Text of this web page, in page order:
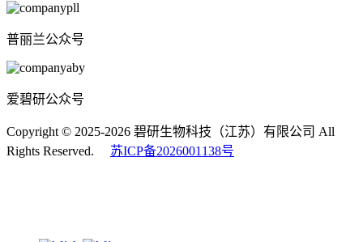
普丽兰公众号
爱碧研公众号
Copyright © 2025-2026 碧研生物科技（江苏）有限公司 All
Rights Reserved. 苏ICP备2026001138号